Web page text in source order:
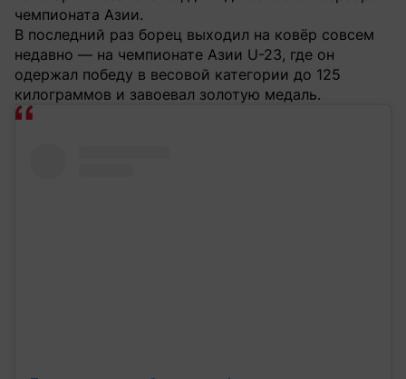
чемпионата Азии.
В последний раз борец выходил на ковёр совсем
недавно — на чемпионате Азии U-23, где он
одержал победу в весовой категории до 125
килограммов и завоевал золотую медаль.